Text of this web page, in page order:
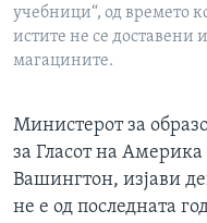
учебници“, од времето
истите не се доставени
магацините.
Министерот за
за Гласот на
Вашингтон, изјави
не е од последната